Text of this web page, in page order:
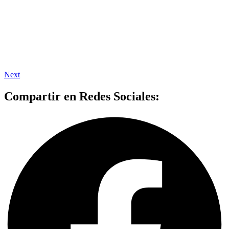
Next
Compartir en Redes Sociales: